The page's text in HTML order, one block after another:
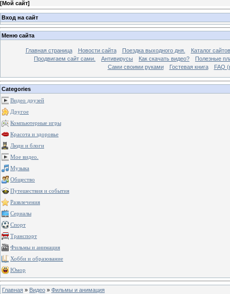
[Мой сайт]
Вход на сайт
Меню сайта
Главная страница Новости сайта Поездка выходного дня.
Каталог сайтов
Продвигаем сайт сами.
Антивирусы Как скачать видео?
Полезные
Сами своими руками
Гостевая книга FAQ
Categories
Видео друзей
Другое
Компьютерные игры
Красота и здоровье
Люди и блоги
Мое видео.
Музыка
Общество
Путешествия и события
Развлечения
Сериалы
Спорт
Транспорт
Фильмы и анимация
Хобби и образование
Юмор
Главная » Видео » Фильмы и анимация